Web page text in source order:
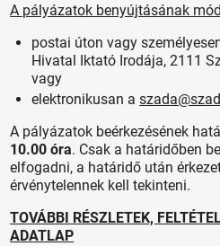
A pályázatok benyújtásának
postai úton vagy
Hivatal Iktató Irodája, 2111
vagy
elektronikusan a
A pályázatok beérkezésének
10.00 óra. Csak a határidőben
elfogadni, a határidő után
érvénytelennek kell tekinteni.
TOVÁBBI RÉSZLETEK,
ADATLAP